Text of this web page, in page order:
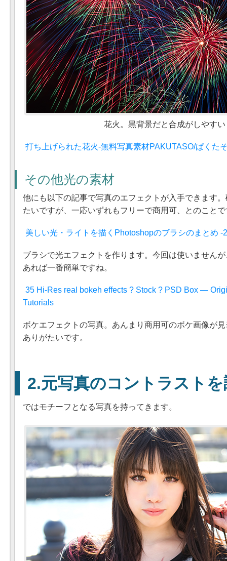
花火。黒背景だと合成がしやすい
打ち上げられた花火-無料写真素材PAKUTASO/ぱくた
その他光の素材
他にも以下の記事で写真のエフェクトが入手できます
たいですが、一応いずれもフリーで商用可、とのこと
美しい光・ライトを描くPhotoshopのブラシのまとめ -
ブラシで光エフェクトを作ります。今回は使いません
あれば一番簡単ですね。
35 Hi-Res real bokeh effects ? Stock ? PSD Box —
Tutorials
ボケエフェクトの写真。あんまり商用可のボケ画像が
ありがたいです。
元写真のコントラストを
ではモチーフとなる写真を持ってきます。